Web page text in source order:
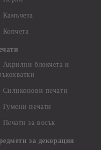
Камъчета
Копчета
Акрилни блокчета и
Силиконови печати
Гумени печати
Печати за восък
за декорация